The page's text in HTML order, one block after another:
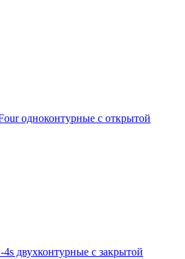
одноконтурные с открытой
двухконтурные с закрытой